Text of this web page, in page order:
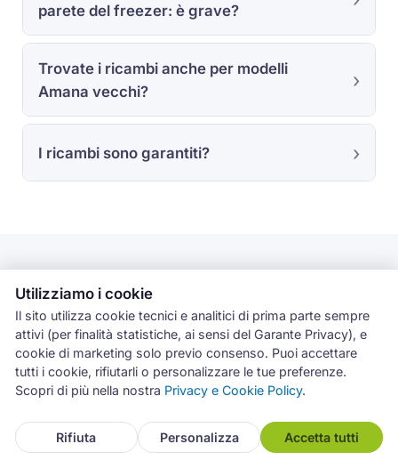
parete del freezer: è grave?
Trovate i ricambi anche per modelli
Amana vecchi?
I ricambi sono garantiti?
L'esperienza sul campo con
Amana a Catania
I dati di questa pagina derivano dagli interventi
registrati nel gestionale Archimede tra luglio 2019 e
giugno 2026. Le statistiche per categoria, guasto e
nazionale, sull’intera rete di centri Archimede in Italia.
Utilizziamo i cookie
Il sito utilizza cookie tecnici e analitici di prima parte sempre
attivi (per finalità statistiche, ai sensi del Garante Privacy), e
cookie di marketing solo previo consenso. Puoi accettare
tutti i cookie, rifiutarli o personalizzare le tue preferenze.
Scopri di più nella nostra Privacy e Cookie Policy.
Rifiuta Personalizza Accetta tutti